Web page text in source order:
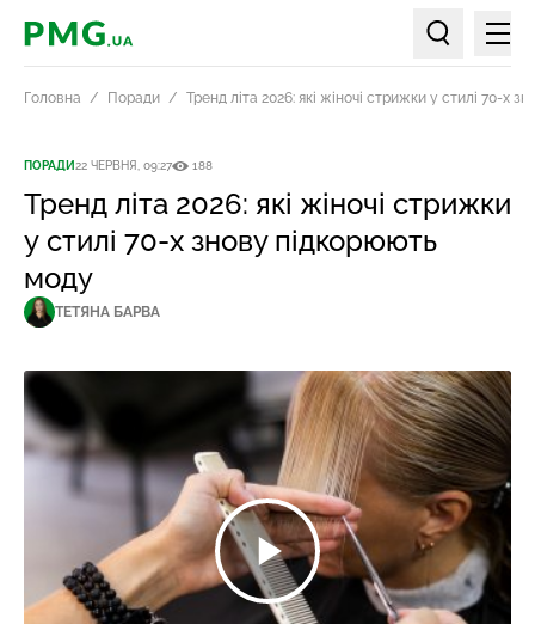
PMG.ua
Пошук по
Головна Поради Тренд літа 2026: які жіночі стрижки у стилі 70-х
ПОРАДИ22 ЧЕРВНЯ, 09:27 188
Тренд літа 2026: які жіночі стрижки
у стилі 70-х знову підкорюють
моду
ТЕТЯНА БАРВА